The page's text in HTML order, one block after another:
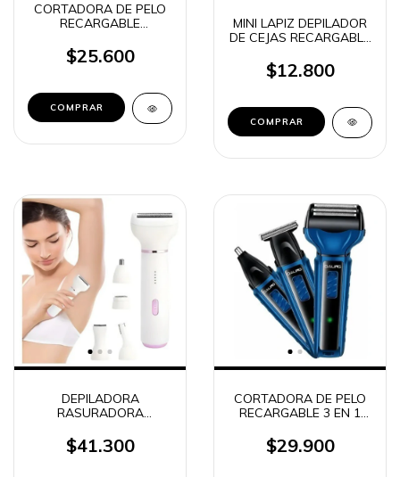
CORTADORA DE PELO
RECARGABLE
OIDO MINI LAPIZ
TRIMMER DALING 2EN 1
$25.600
MINI LAPIZ DEPILADOR
DE CEJAS RECARGABLE
$12.800
COMPRAR
DEPILADORA
RASURADORA
BOXILI LT-25A03
$41.300
CORTADORA DE PELO
RECARGABLE 3 EN 1
(19620)
$29.900